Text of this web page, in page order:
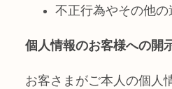
不正行為やその他
個人情報のお客様への開
お客さまがご本人の個人